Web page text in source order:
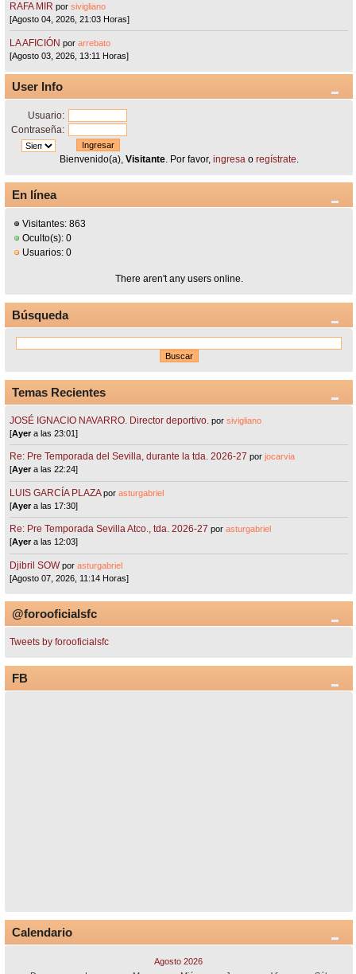
RAFA MIR porsivigliano
[Agosto 04, 2026, 21:03 Horas]
LA AFICIÓN porarrebato
[Agosto 03, 2026, 13:11 Horas]
User Info
Usuario:
Contraseña:
Bienvenido(a), Visitante. Por favor, ingresa o regístrate
En línea
Visitantes: 863
Oculto(s): 0
Usuarios: 0
There aren't any users online.
Búsqueda
Temas Recientes
JOSÉ IGNACIO NAVARRO. Director deportivo. porsivigliano
[Ayera las 23:01]
Re: Pre Temporada del Sevilla, durante la tda. 2026-27 porjocarvia
[Ayera las 22:24]
LUIS GARCÍA PLAZA porasturgabriel
[Ayera las 17:30]
Re: Pre Temporada Sevilla Atco., tda. 2026-27 porasturgabriel
[Ayera las 12:03]
Djibril SOW porasturgabriel
[Agosto 07, 2026, 11:14 Horas]
@forooficialsfc
Tweets by forooficialsfc
FB
Calendario
Agosto 2026